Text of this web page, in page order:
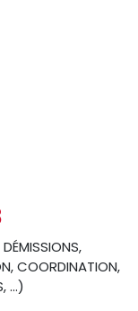
COORDINATION,
…)